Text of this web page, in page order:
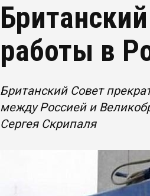
работы в
Британский Совет
между Россией и
Сергея Скрипаля